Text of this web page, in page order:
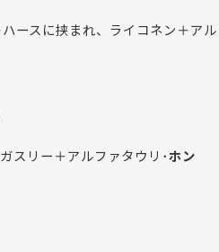
ースに挟まれ、ライコネン＋アル
スリー＋アルファタウリ･ホン